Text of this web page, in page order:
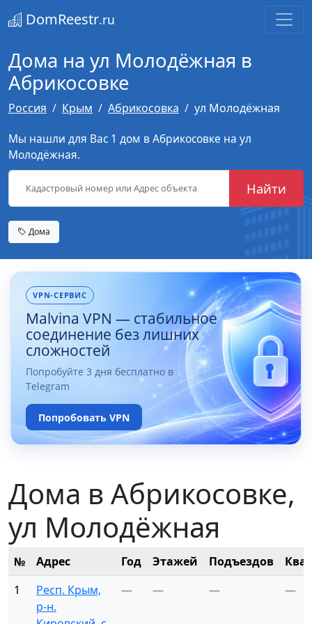
DomReestr.ru
Дома на ул Молодёжная в
Абрикосовке
Россия Крым Абрикосовка
ул Молодёжная
Мы нашли для Вас 1 дом в Абрикосовке на ул
Молодёжная.
Найти
Дома
VPN-СЕРВИС
Malvina VPN — стабильное
соединение без лишних
сложностей
Попробуйте 3 дня бесплатно в
Telegram
Попробовать VPN
Дома в Абрикосовке,
ул Молодёжная
№ Адрес Год Этажей Подъездов
1
Респ. Крым,
р-н.
— — — —